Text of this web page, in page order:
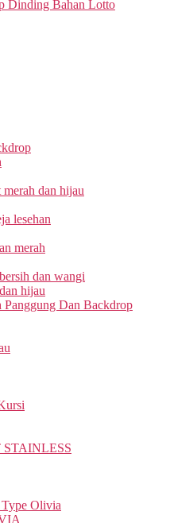
Dinding Bahan Lotto
dan hijau
lesehan
merah
dan wangi
hijau
Panggung Dan Backdrop
Olivia